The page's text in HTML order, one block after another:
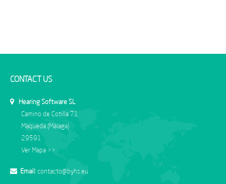
CONTACT US
Hearing Software SL
Camino de Cotilla 71
Maqueda (Málaga)
29591
Ver Mapa >>
Email: contacto@byhs.eu